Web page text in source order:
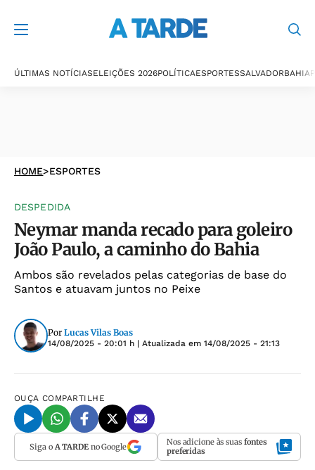
ÚLTIMAS NOTÍCIASELEIÇÕES 2026POLÍTICAESPORTESSALVADORBAHIA
HOME>ESPORTES
DESPEDIDA
Neymar manda recado para goleiro
João Paulo, a caminho do Bahia
Ambos são revelados pelas categorias de base do
Santos e atuavam juntos no Peixe
Por Lucas Vilas Boas
14/08/2025 - 20:01 h | Atualizada em 14/08/2025 - 21:13
OUÇA COMPARTILHE
Siga o A TARDEno Google Nos adicione às suas fontes
preferidas